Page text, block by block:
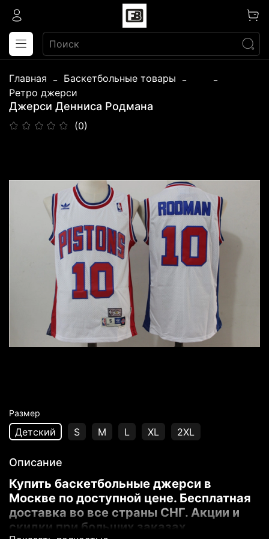
Главная Баскетбольные товары
Ретро джерси
Джерси Денниса Родмана
(0)
Размер
Детский S M L XL 2XL
Описание
Купить баскетбольные джерси в
Москве по доступной цене. Бесплатная
доставка во все страны СНГ. Акции и
скидки при больших заказах.